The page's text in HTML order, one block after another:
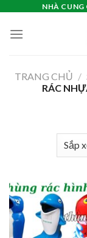
content
NHÀ
TRANG CHỦ /
RÁC